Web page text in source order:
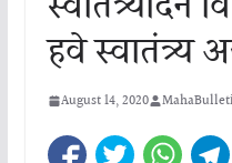
हवे स्वातंत्र्य
August 14, 2020